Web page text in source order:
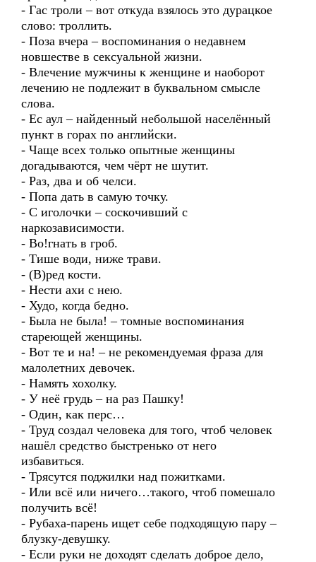
- Гас троли – вот откуда взялось это дурацкое
слово: троллить.
- Поза вчера – воспоминания о недавнем
новшестве в сексуальной жизни.
- Влечение мужчины к женщине и наоборот
лечению не подлежит в буквальном смысле
слова.
- Ес аул – найденный небольшой населённый
пункт в горах по английски.
- Чаще всех только опытные женщины
догадываются, чем чёрт не шутит.
- Раз, два и об челси.
- Попа дать в самую точку.
- С иголочки – соскочивший с
наркозависимости.
- Во!гнать в гроб.
- Тише води, ниже трави.
- (В)ред кости.
- Нести ахи с нею.
- Худо, когда бедно.
- Была не была! – томные воспоминания
стареющей женщины.
- Вот те и на! – не рекомендуемая фраза для
малолетних девочек.
- Намять хохолку.
- У неё грудь – на раз Пашку!
- Один, как перс…
- Труд создал человека для того, чтоб человек
нашёл средство быстренько от него
избавиться.
- Трясутся поджилки над пожитками.
- Или всё или ничего…такого, чтоб помешало
получить всё!
- Рубаха-парень ищет себе подходящую пару –
блузку-девушку.
- Если руки не доходят сделать доброе дело,